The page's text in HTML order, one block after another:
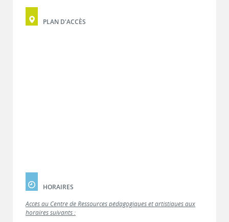
PLAN D'ACCÈS
HORAIRES
Accès au Centre de Ressources pédagogiques et artistiques aux
horaires suivants :